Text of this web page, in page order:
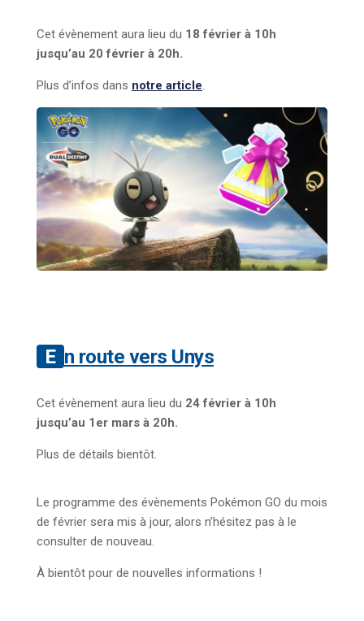
Cet évènement aura lieu du 18 février à 10h
jusqu’au 20 février à 20h.
Plus d’infos dans notre article.
En route vers Unys
Cet évènement aura lieu du 24 février à 10h
jusqu’au 1er mars à 20h.
Plus de détails bientôt.
Le programme des évènements Pokémon GO du mois
de février sera mis à jour, alors n’hésitez pas à le
consulter de nouveau.
À bientôt pour de nouvelles informations !